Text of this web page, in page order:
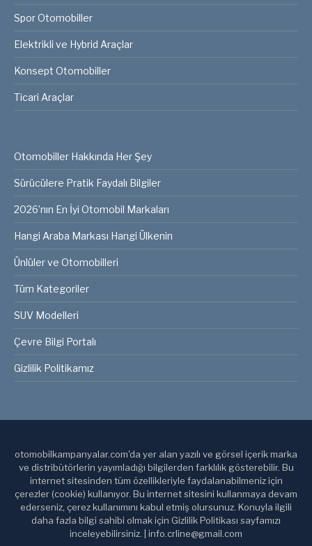
Spor Otomobiller
Elektrikli ve Hybrid Araçlar
Konsept Otomobiller
Ticari Araçlar
Otomobiller Hakkında Her Şey
Sürücülere Pratik Faydalı Bilgiler
2026’nın En İyi Otomobil Markaları
Hangi Araba Markası Hangi Ülkenin
Ünlüler ve Otomobilleri
Tüm Kategoriler
SUV Modelleri
Çevre Bilgi Portalı
Gizlilik Politikamız
otomobilkampanyalar.com'da yer alan yazılı ve görsel içerik marka
ve distribütörlerin yayımladığı bilgilerden farklılık gösterebilir. Bu
internet sitesinden tüm özellikleriyle faydalanabilmeniz için
çerezler (cookie) kullanıyor. Bu internet sitesini kullanmaya devam
ederseniz, çerez kullanımını kabul etmiş olursunuz. Konuyla ilgili
daha fazla bilgi sahibi olmak için Gizlilik Politikası sayfamızı
inceleyebilirsiniz. | info.crline@gmail.com